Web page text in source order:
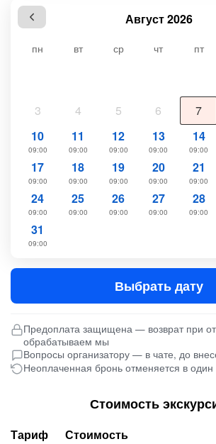
Август 2026
пн вт ср чт пт
3
4 5 6 7
10
09:00
11
09:00
12
09:00
13
09:00
14
09:00
17
09:00
18
09:00
19
09:00
20
09:00
21
09:00
24
09:00
25
09:00
26
09:00
27
09:00
28
09:00
31
09:00
Выбрать дату
Предоплата защищена — возврат при
обрабатываем мы
Вопросы организатору — в чате, до
Неоплаченная бронь отменяется в один
Стоимость
Тариф
Стоимость